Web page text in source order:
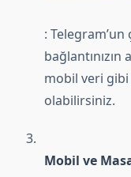
:
bağlantınızın
mobil veri gibi
olabilirsiniz.
Mobil ve